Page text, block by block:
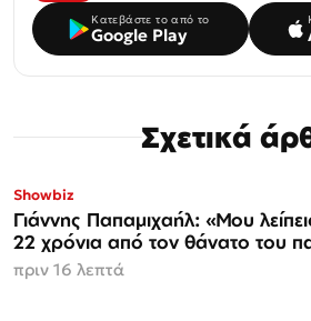
Κατεβάστε το από το
Google Play
Σχετικά
Showbiz
Γιάννης Παπαμιχαήλ: «Μου
22 χρόνια από τον θάνατο του
πριν 16 λεπτά